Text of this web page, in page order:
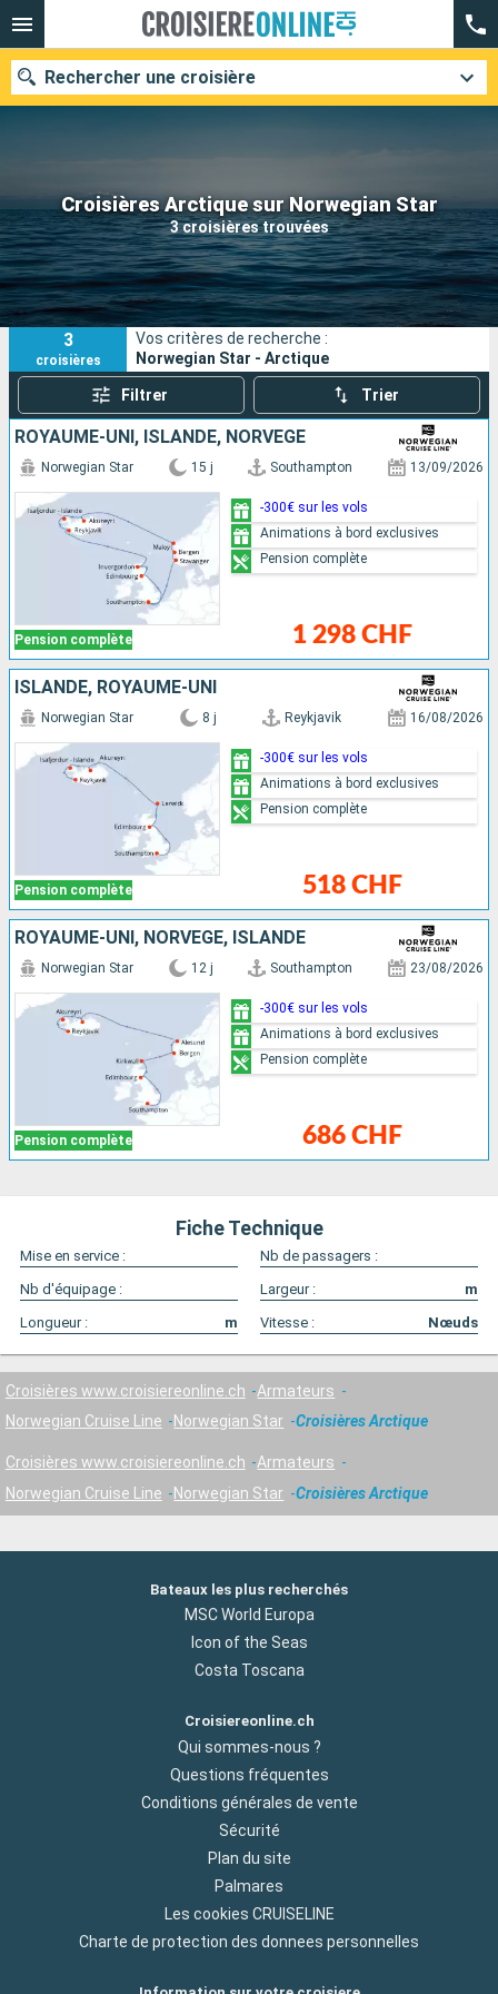
Croisières Arctique sur Norwegian Star
3 croisières trouvées
Rechercher une croisière
Nos destinations
Mois de départ
Ports Compagnies
Rechercher
3
croisières
Vos critères de recherche :
Norwegian Star - Arctique
Filtrer Trier
ROYAUME-UNI, ISLANDE, NORVÈGE
Pension complète
Norwegian Star 15 j Southampton 13/09/2026
1 298 CHF
-300€ sur les vols
Animations à bord exclusives
Pension complète
ISLANDE, ROYAUME-UNI
Pension complète
Norwegian Star 8 j Reykjavik 16/08/2026
518 CHF
-300€ sur les vols
Animations à bord exclusives
Pension complète
ROYAUME-UNI, NORVÈGE, ISLANDE
Pension complète
Norwegian Star 12 j Southampton 23/08/2026
686 CHF
-300€ sur les vols
Animations à bord exclusives
Pension complète
Fiche Technique
Mise en service :
Nb de passagers :
Nb d'équipage :
Largeur :
m
Longueur :
m Vitesse : Nœuds
Croisières www.croisiereonline.ch
Armateurs
Norwegian Cruise Line
Norwegian Star Croisières Arctique
Croisières www.croisiereonline.ch
Armateurs
Norwegian Cruise Line
Norwegian Star Croisières Arctique
Bateaux les plus recherchés
MSC World Europa
Icon of the Seas
Costa Toscana
Croisiereonline.ch
Qui sommes-nous ?
Questions fréquentes
Conditions générales de vente
Sécurité
Plan du site
Palmares
Les cookies CRUISELINE
Charte de protection des donnees personnelles